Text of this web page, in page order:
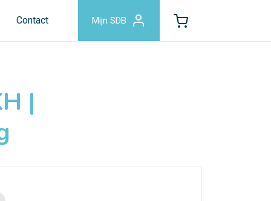
Contact Mijn SDB
|